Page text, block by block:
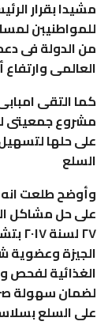
مشيدا بقرار
للمواطنيبن
من الدولة فى
العالمى
كما التقى
مشروع جمعيتى
على حلها
السلع
وأوضح طلعت انه
على حل مشاكل
٢٧
الجيزة وعضوية
الغذائية لفحص
لضمان سهولة
على السلع